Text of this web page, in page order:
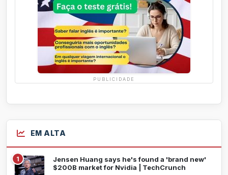
PUBLICIDADE
EM ALTA
1
Jensen Huang says he's found a 'brand new'
$200B market for Nvidia | TechCrunch